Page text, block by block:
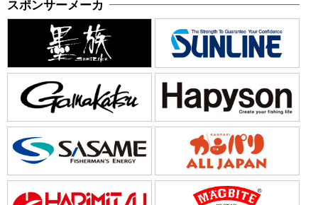
スポンサーメーカ